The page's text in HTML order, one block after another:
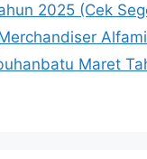
2025 (Cek
Maret